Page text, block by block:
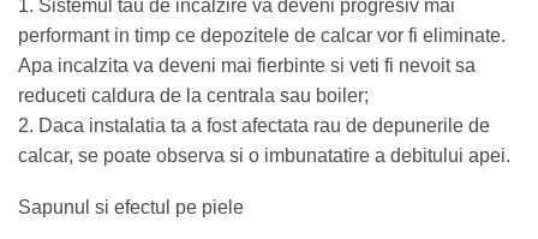
1. Sistemul tau de incalzire va deveni progresiv mai
performant in timp ce depozitele de calcar vor fi eliminate.
Apa incalzita va deveni mai fierbinte si veti fi nevoit sa
reduceti caldura de la centrala sau boiler;
2. Daca instalatia ta a fost afectata rau de depunerile de
calcar, se poate observa si o imbunatatire a debitului apei.
Sapunul si efectul pe piele